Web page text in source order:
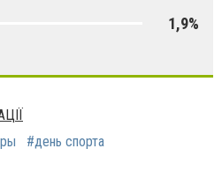
1,9%
#день спорта